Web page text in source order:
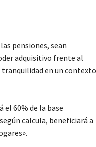
pensiones, sean
adquisitivo frente al
en un contexto
el 60% de la base
calcula, beneficiará a